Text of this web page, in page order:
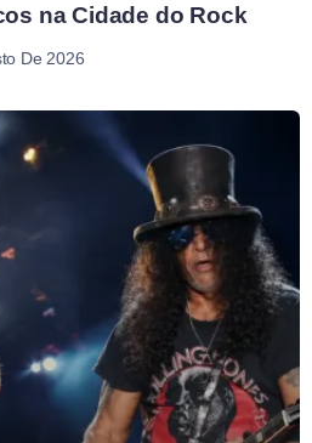
na Cidade do Rock
De 2026